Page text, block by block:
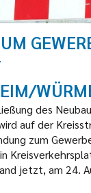
des
auf der
zum
jetzt, am 24.